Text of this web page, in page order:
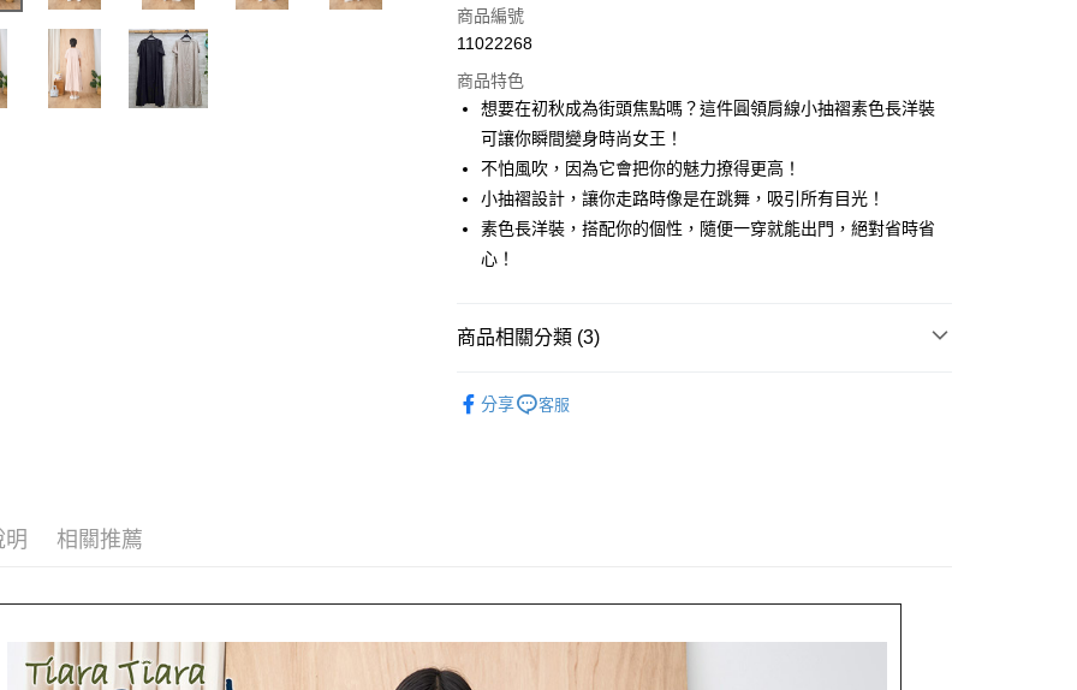
信用卡一次付款
LINE Pay
Apple Pay
悠遊付
Google Pay
AFTEE先享後付
相關說明
AFTEE先享後付是「在收到商品之後才付款」的支付方式。 讓您購物簡單
便利好安心！
※ 請注意：結帳手續完成當下不需立刻繳費，但若您需要取消訂單，請聯
絡購買商品的店家。未經商家同意取消之訂單仍視為有效，需透過AFTEE
ATM付款
7-11取貨付款
商品編號
11022268
商品特色
想要在初秋成為街頭焦點嗎？這件圓領肩線小抽褶素色長洋裝
可讓你瞬間變身時尚女王！
不怕風吹，因為它會把你的魅力撩得更高！
小抽褶設計，讓你走路時像是在跳舞，吸引所有目光！
素色長洋裝，搭配你的個性，隨便一穿就能出門，絕對省時省
心！
商品相關分類 (3)
分享 客服
明 相關推薦